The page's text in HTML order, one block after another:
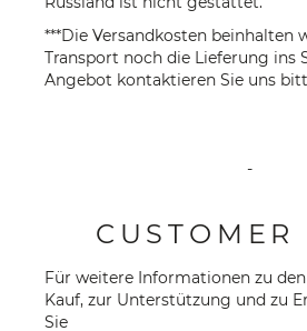
***Die Versandkosten beinhalten
Transport noch die Lieferung ins
Angebot kontaktieren Sie uns
-
CUSTOMER
Für weitere Informationen zu
Kauf, zur Unterstützung und zu
Sie